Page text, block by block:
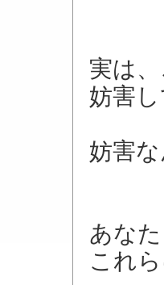
実は
妨害し
妨害
あな
これ